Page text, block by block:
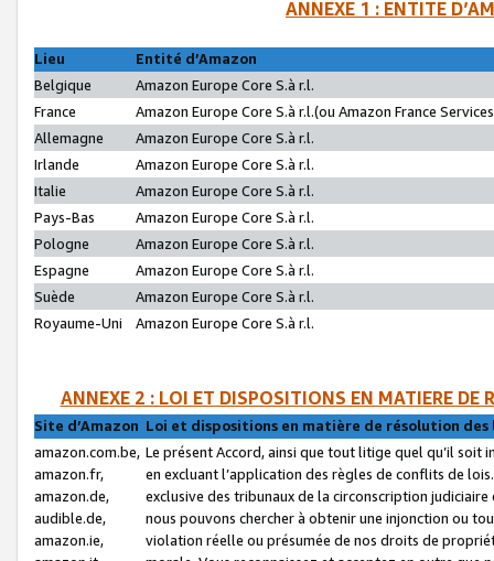
ANNEXE 1 : ENTITE
Lieu
Entité d’Amazon
Belgique
Amazon Europe Core S.à r.l.
France
Amazon Europe Core S.à r.l.(ou Amazon France
Allemagne
Amazon Europe Core S.à r.l.
Irlande
Amazon Europe Core S.à r.l.
Italie
Amazon Europe Core S.à r.l.
Pays-Bas
Amazon Europe Core S.à r.l.
Pologne
Amazon Europe Core S.à r.l.
Espagne
Amazon Europe Core S.à r.l.
Suède
Amazon Europe Core S.à r.l.
Royaume-Uni
Amazon Europe Core S.à r.l.
ANNEXE 2 : LOI ET DISPOSITIONS EN MATIERE DE
Site d’Amazon Loi et dispositions en matière de résolution
amazon.com.be,
amazon.fr,
amazon.de,
audible.de,
amazon.ie,
Le présent Accord, ainsi que tout litige quel qu’il soit
en excluant l’application des règles de conflits de
exclusive des tribunaux de la circonscription
nous pouvons chercher à obtenir une injonction ou
violation réelle ou présumée de nos droits de